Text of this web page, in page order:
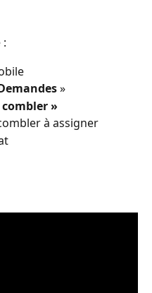
»
»
à assigner